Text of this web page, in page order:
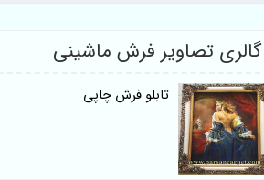
گالری تصاویر فرش ماشینی
تابلو فرش چاپی